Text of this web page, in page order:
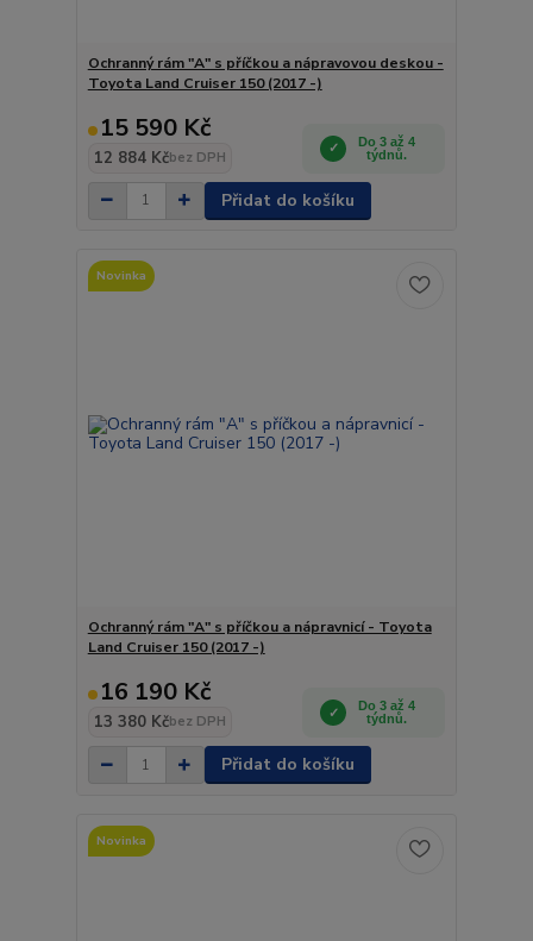
Ochranný rám "A" s příčkou a nápravovou deskou -
Toyota Land Cruiser 150 (2017 -)
15 590 Kč
12 884 Kčbez DPH
Do 3 až 4
týdnů.
Přidat do košíku
Novinka
Ochranný rám "A" s příčkou a nápravnicí - Toyota
Land Cruiser 150 (2017 -)
16 190 Kč
13 380 Kčbez DPH
Do 3 až 4
týdnů.
Přidat do košíku
Novinka